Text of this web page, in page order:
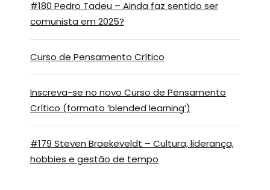
#180 Pedro Tadeu – Ainda faz sentido ser
comunista em 2025?
Curso de Pensamento Crítico
Inscreva-se no novo Curso de Pensamento
Crítico (formato ‘blended learning’)
#179 Steven Braekeveldt – Cultura, liderança,
hobbies e gestão de tempo